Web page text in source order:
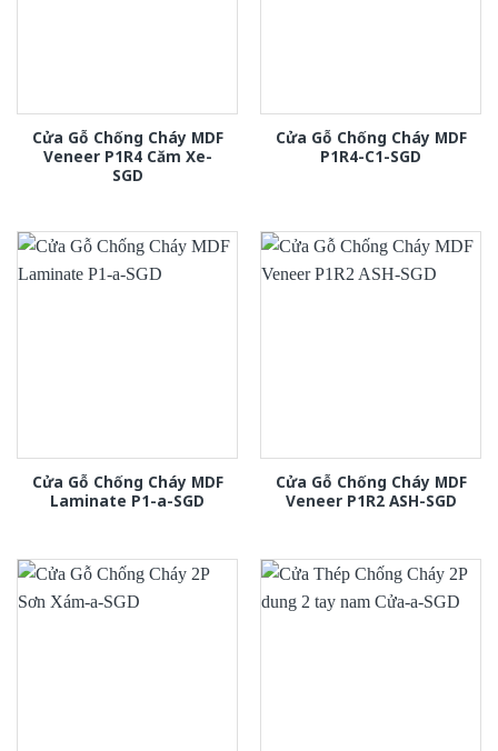
Cửa Gỗ Chống Cháy MDF
Veneer P1R4 Căm Xe-
SGD
Cửa Gỗ Chống Cháy MDF
P1R4-C1-SGD
Cửa Gỗ Chống Cháy MDF
Laminate P1-a-SGD
Cửa Gỗ Chống Cháy MDF
Veneer P1R2 ASH-SGD